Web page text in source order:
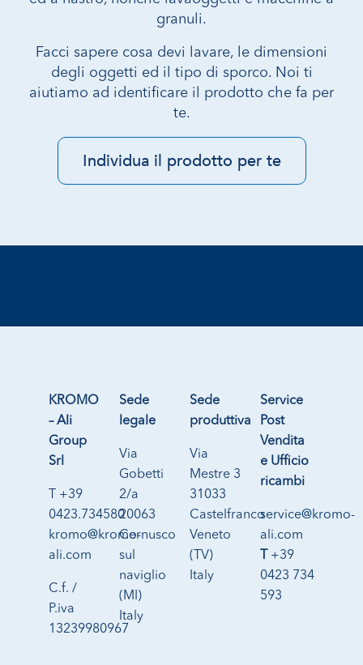
granuli.
Facci sapere cosa devi lavare, le dimensioni
degli oggetti ed il tipo di sporco. Noi ti
aiutiamo ad identificare il prodotto che fa per
te.
Individua il prodotto per te
KROMO
– Ali
Group
Srl
T +39
0423.734580
kromo@kromo-
ali.com
C.f. /
P.iva
13239980967
Sede
legale
Via
Gobetti
2/a
20063
Cernusco
sul
naviglio
(MI)
Italy
Sede
produttiva
Via
Mestre 3
31033
Castelfranco
Veneto
(TV)
Italy
Service
Post
Vendita
e Ufficio
ricambi
service@kromo-
ali.com
+39
0423 734
593